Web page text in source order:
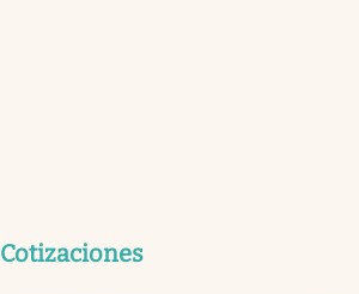
Cotizaciones